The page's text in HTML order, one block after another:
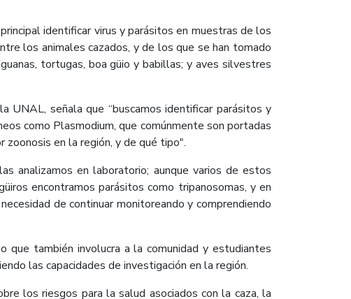
identificar virus y parásitos en muestras de los
los animales cazados, y de los que se han tomado
tortugas, boa güio y babillas; y aves silvestres
UNAL, señala que “buscamos identificar parásitos y
como Plasmodium, que comúnmente son portadas
en la región, y de qué tipo".
analizamos en laboratorio; aunque varios de estos
encontramos parásitos como tripanosomas, y en
de continuar monitoreando y comprendiendo
que también involucra a la comunidad y estudiantes
las capacidades de investigación en la región.
los riesgos para la salud asociados con la caza, la